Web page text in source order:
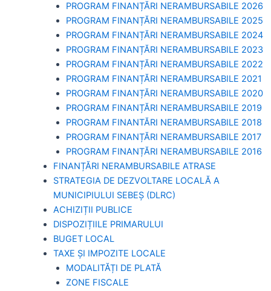
PROGRAM FINANȚĂRI NERAMBURSABILE 2026
PROGRAM FINANȚĂRI NERAMBURSABILE 2025
PROGRAM FINANȚĂRI NERAMBURSABILE 2024
PROGRAM FINANȚĂRI NERAMBURSABILE 2023
PROGRAM FINANȚĂRI NERAMBURSABILE 2022
PROGRAM FINANȚĂRI NERAMBURSABILE 2021
PROGRAM FINANȚĂRI NERAMBURSABILE 2020
PROGRAM FINANȚĂRI NERAMBURSABILE 2019
PROGRAM FINANTĂRI NERAMBURSABILE 2018
PROGRAM FINANȚĂRI NERAMBURSABILE 2017
PROGRAM FINANȚĂRI NERAMBURSABILE 2016
FINANȚĂRI NERAMBURSABILE ATRASE
STRATEGIA DE DEZVOLTARE LOCALĂ A
MUNICIPIULUI SEBEȘ (DLRC)
ACHIZIȚII PUBLICE
DISPOZIȚIILE PRIMARULUI
BUGET LOCAL
TAXE ȘI IMPOZITE LOCALE
MODALITĂȚI DE PLATĂ
ZONE FISCALE